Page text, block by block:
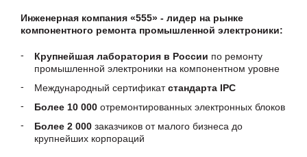
Инженерная компания «555» - лидер на рынке
компонентного ремонта промышленной электроники:
Крупнейшая лаборатория в России по ремонту
промышленной электроники на компонентном уровне
Международный сертификатстандарта IPC
Более 10 000 отремонтированных электронных блоков
Более 2 000 заказчиков от малого бизнеса до
крупнейших корпораций